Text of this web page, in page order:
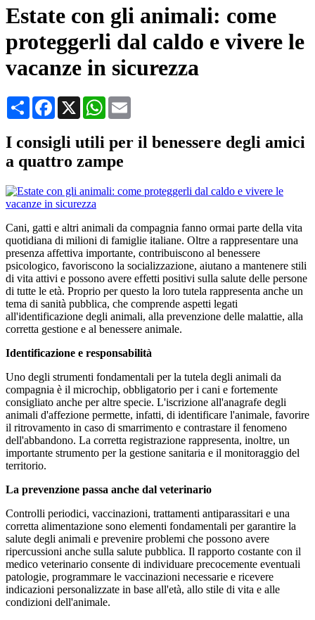
Estate con gli animali: come
proteggerli dal caldo e vivere le
vacanze in sicurezza
CondividiFacebook
X WhatsApp
I consigli utili per il benessere degli amici
a quattro zampe
Cani, gatti e altri animali da compagnia fanno ormai parte della vita
quotidiana di milioni di famiglie italiane. Oltre a rappresentare una
presenza affettiva importante, contribuiscono al benessere
psicologico, favoriscono la socializzazione, aiutano a mantenere stili
di vita attivi e possono avere effetti positivi sulla salute delle persone
di tutte le età. Proprio per questo la loro tutela rappresenta anche un
tema di sanità pubblica, che comprende aspetti legati
all'identificazione degli animali, alla prevenzione delle malattie, alla
corretta gestione e al benessere animale.
Identificazione e responsabilità
Uno degli strumenti fondamentali per la tutela degli animali da
compagnia è il microchip, obbligatorio per i cani e fortemente
consigliato anche per altre specie. L'iscrizione all'anagrafe degli
animali d'affezione permette, infatti, di identificare l'animale, favorire
il ritrovamento in caso di smarrimento e contrastare il fenomeno
dell'abbandono. La corretta registrazione rappresenta, inoltre, un
importante strumento per la gestione sanitaria e il monitoraggio del
territorio.
La prevenzione passa anche dal veterinario
Controlli periodici, vaccinazioni, trattamenti antiparassitari e una
corretta alimentazione sono elementi fondamentali per garantire la
salute degli animali e prevenire problemi che possono avere
ripercussioni anche sulla salute pubblica. Il rapporto costante con il
medico veterinario consente di individuare precocemente eventuali
patologie, programmare le vaccinazioni necessarie e ricevere
indicazioni personalizzate in base all'età, allo stile di vita e alle
condizioni dell'animale.